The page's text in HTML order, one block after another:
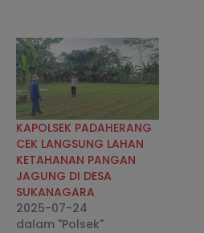
KAPOLSEK PADAHERANG
CEK LANGSUNG LAHAN
KETAHANAN PANGAN
JAGUNG DI DESA
SUKANAGARA
2025-07-24
dalam "Polsek"